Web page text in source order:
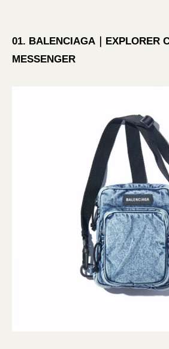
01. BALENCIAGA｜EXPLORER
MESSENGER